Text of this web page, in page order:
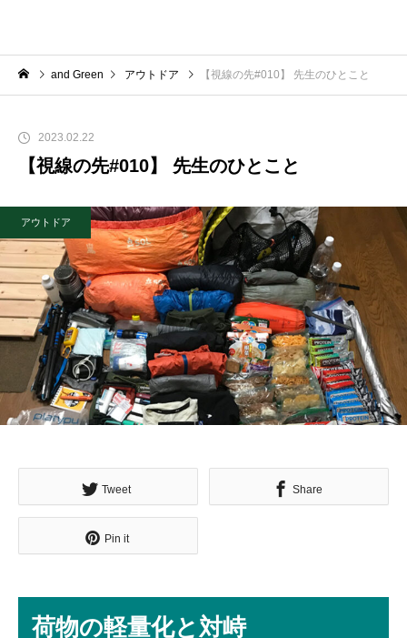
and Green アウトドア 【視線の先#010】 先生のひとこと
2023.02.22
【視線の先#010】 先生のひとこと
アウトドア
Tweet Share
Pin it
荷物の軽量化と対峙